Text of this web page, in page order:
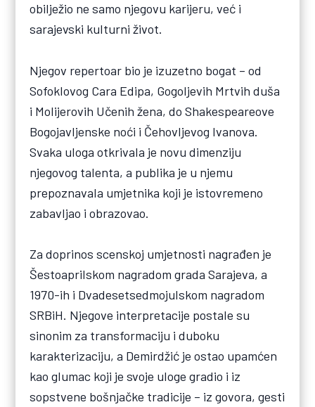
obilježio ne samo njegovu karijeru, već i
sarajevski kulturni život.
Njegov repertoar bio je izuzetno bogat – od
Sofoklovog Cara Edipa, Gogoljevih Mrtvih duša
i Molijerovih Učenih žena, do Shakespeareove
Bogojavljenske noći i Čehovljevog Ivanova.
Svaka uloga otkrivala je novu dimenziju
njegovog talenta, a publika je u njemu
prepoznavala umjetnika koji je istovremeno
zabavljao i obrazovao.
Za doprinos scenskoj umjetnosti nagrađen je
Šestoaprilskom nagradom grada Sarajeva, a
1970-ih i Dvadesetsedmojulskom nagradom
SRBiH. Njegove interpretacije postale su
sinonim za transformaciju i duboku
karakterizaciju, a Demirdžić je ostao upamćen
kao glumac koji je svoje uloge gradio i iz
sopstvene bošnjačke tradicije – iz govora, gesti